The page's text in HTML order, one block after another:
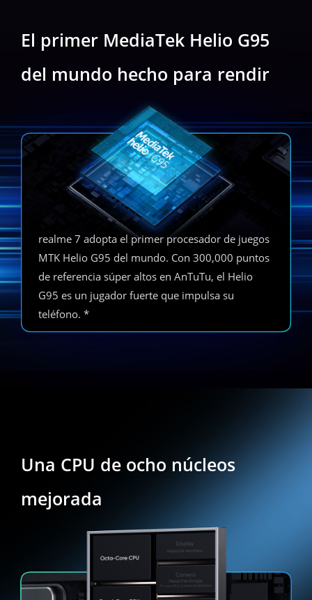
El primer MediaTek Helio G95
del mundo hecho para rendir
realme 7 adopta el primer procesador de juegos
MTK Helio G95 del mundo. Con 300,000 puntos
de referencia súper altos en AnTuTu, el Helio
G95 es un jugador fuerte que impulsa su
teléfono. *
Una CPU de ocho núcleos
mejorada